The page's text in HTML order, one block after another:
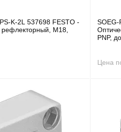
K-2L 537698 FESTO -
рефлекторный, M18,
SOEG-
PNP,
Цена